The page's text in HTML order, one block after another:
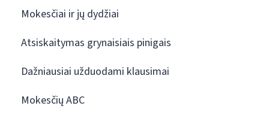
Mokesčiai ir jų dydžiai
Atsiskaitymas grynaisiais pinigais
Dažniausiai užduodami klausimai
Mokesčių ABC